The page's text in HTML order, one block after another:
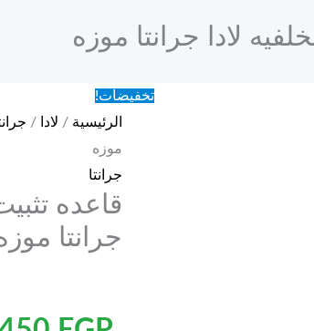
لادا جرانتا موزه
تخفيضات!
الرئيسية / لادا /
موزه
جرانتا
قاعده
جرانتا